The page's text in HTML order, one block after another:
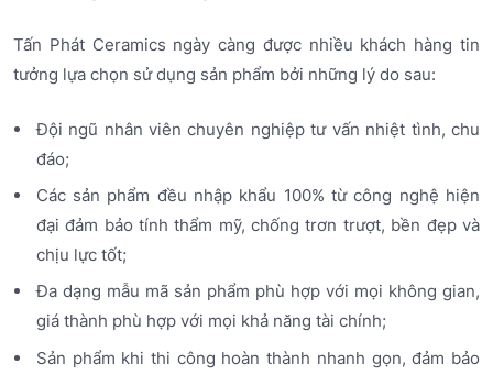
Tấn Phát Ceramics ngày càng được nhiều khách hàng tin
tưởng lựa chọn sử dụng sản phẩm bởi những lý do sau:
Đội ngũ nhân viên chuyên nghiệp tư vấn nhiệt tình, chu
đáo;
Các sản phẩm đều nhập khẩu 100% từ công nghệ hiện
đại đảm bảo tính thẩm mỹ, chống trơn trượt, bền đẹp và
chịu lực tốt;
Đa dạng mẫu mã sản phẩm phù hợp với mọi không gian,
giá thành phù hợp với mọi khả năng tài chính;
Sản phẩm khi thi công hoàn thành nhanh gọn, đảm bảo